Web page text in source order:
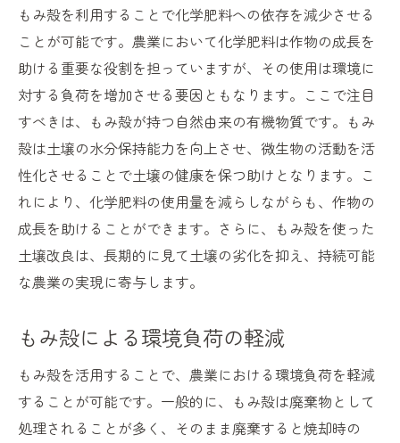
もみ殻を利用することで化学肥料への依存を減少させる
ことが可能です。農業において化学肥料は作物の成長を
助ける重要な役割を担っていますが、その使用は環境に
対する負荷を増加させる要因ともなります。ここで注目
すべきは、もみ殻が持つ自然由来の有機物質です。もみ
殻は土壌の水分保持能力を向上させ、微生物の活動を活
性化させることで土壌の健康を保つ助けとなります。こ
れにより、化学肥料の使用量を減らしながらも、作物の
成長を助けることができます。さらに、もみ殻を使った
土壌改良は、長期的に見て土壌の劣化を抑え、持続可能
な農業の実現に寄与します。
もみ殻による環境負荷の軽減
もみ殻を活用することで、農業における環境負荷を軽減
することが可能です。一般的に、もみ殻は廃棄物として
処理されることが多く、そのまま廃棄すると焼却時の